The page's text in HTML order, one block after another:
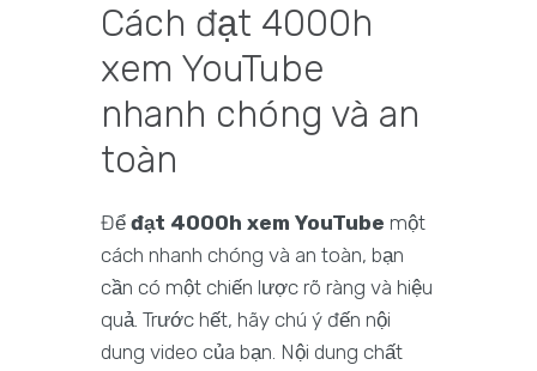
Cách đạt 4000h
xem YouTube
nhanh chóng và an
toàn
Để đạt 4000h xem YouTube một
cách nhanh chóng và an toàn, bạn
cần có một chiến lược rõ ràng và hiệu
quả. Trước hết, hãy chú ý đến nội
dung video của bạn. Nội dung chất